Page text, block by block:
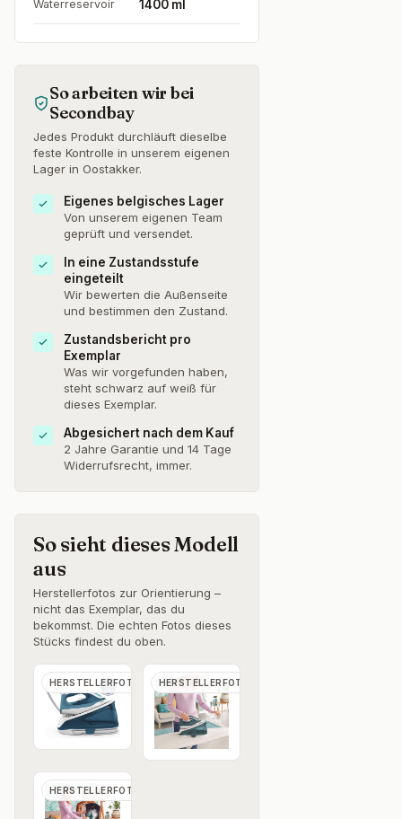
Waterreservoir 1400 ml
So arbeiten wir bei
Secondbay
Jedes Produkt durchläuft dieselbe
feste Kontrolle in unserem eigenen
Lager in Oostakker.
Eigenes belgisches Lager
Von unserem eigenen Team
geprüft und versendet.
In eine Zustandsstufe
eingeteilt
Wir bewerten die Außenseite
und bestimmen den Zustand.
Zustandsbericht pro
Exemplar
Was wir vorgefunden haben,
steht schwarz auf weiß für
dieses Exemplar.
Abgesichert nach dem Kauf
2 Jahre Garantie und 14 Tage
Widerrufsrecht, immer.
So sieht dieses Modell
aus
Herstellerfotos zur Orientierung –
nicht das Exemplar, das du
bekommst. Die echten Fotos dieses
Stücks findest du oben.
HERSTELLERFOTO HERSTELLERFOTO
HERSTELLERFOTO